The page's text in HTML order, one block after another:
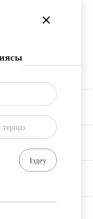
Мемл. жүйелер
болатын
рұқсатты
сұралған